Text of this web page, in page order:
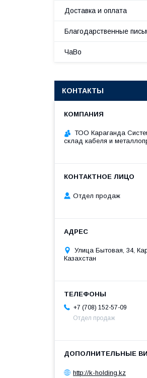
Доставка и оплата
Благодарственные
ЧаВо
КОНТАКТЫ
ТОО Караганда
склад кабеля и
Отдел продаж
Улица Бытовая, 34,
Казахстан
+7 (708) 152-57-09
Отдел продаж
http://k-holding.kz